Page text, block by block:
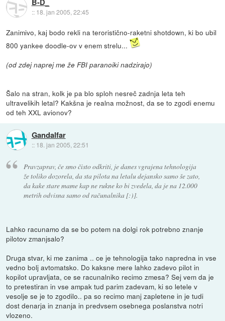
:: 18. jan 2005, 22:45
Zanimivo, kaj bodo rekli na teroristično-raketni shotdown, ki bo ubil
800 yankee doodle-ov v enem strelu...
(od zdej naprej me že FBI paranoiki nadzirajo)
Šalo na stran, kolk je pa blo sploh nesreč zadnja leta teh
ultravelikih letal? Kakšna je realna možnost, da se to zgodi enemu
od teh XXL avionov?
Gandalfar
:: 18. jan 2005, 22:51
Pravzaprav, če smo čisto odkriti, je danes vgrajena tehnologija
že toliko dozorela, da sta pilota na letalu dejansko samo še zato,
da kake stare mame kap ne rukne ko bi zvedela, da je na 12.000
metrih odvisna samo od računalnika [:)].
Lahko racunamo da se bo potem na dolgi rok potrebno znanje
pilotov zmanjsalo?
Druga stvar, ki me zanima .. ce je tehnologija tako napredna in vse
vedno bolj avtomatsko. Do kaksne mere lahko zadevo pilot in
kopilot upravljata, ce se racunalniko recimo zmesa? Sej vem da je
to pretestiran in vse ampak tud parim zadevam, ki so letele v
vesolje se je to zgodilo.. pa so recimo manj zapletene in je tudi
dost denarja in znanja in predvsem osebnega poslanstva notri
vlozeno.